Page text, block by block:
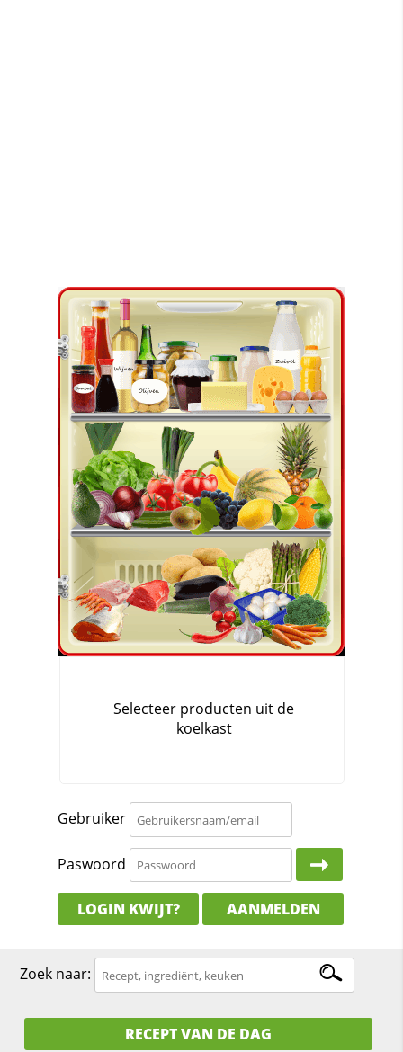
Gebruiker
Paswoord
LOGIN KWIJT? AANMELDEN
Zoek naar:
RECEPT VAN DE DAG